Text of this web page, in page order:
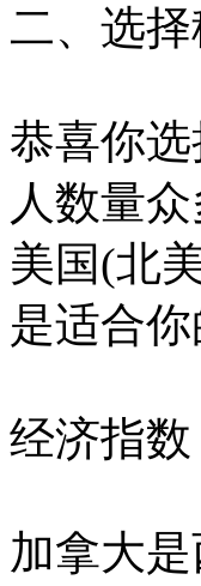
二、选
恭喜你
人数量
美国(北
是适合你
经济指
加拿大